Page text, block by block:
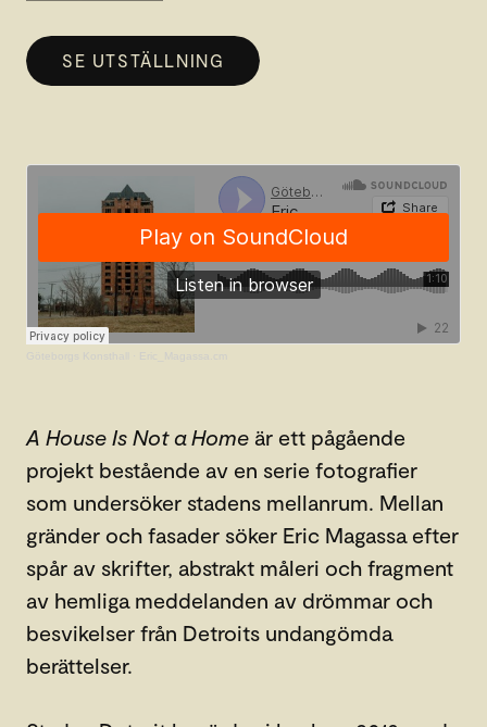
SE UTSTÄLLNING
Göteborgs Konsthall Eric_Magassa.cm
A House Is Not a Home är ett pågående
projekt bestående av en serie fotografier
som undersöker stadens mellanrum. Mellan
gränder och fasader söker Eric Magassa efter
spår av skrifter, abstrakt måleri och fragment
av hemliga meddelanden av drömmar och
besvikelser från Detroits undangömda
berättelser.